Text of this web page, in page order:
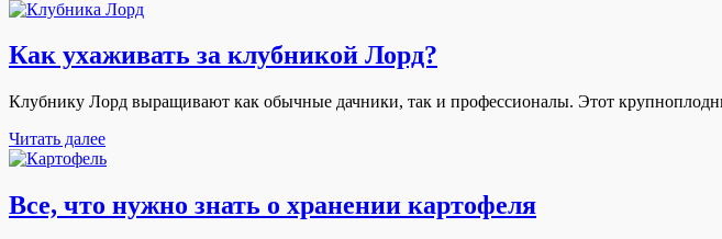
Как ухаживать за клубникой Лорд?
Клубнику Лорд выращивают как обычные дачники, так и профессионалы. Этот
Читать далее
Все, что нужно знать о хранении картофеля